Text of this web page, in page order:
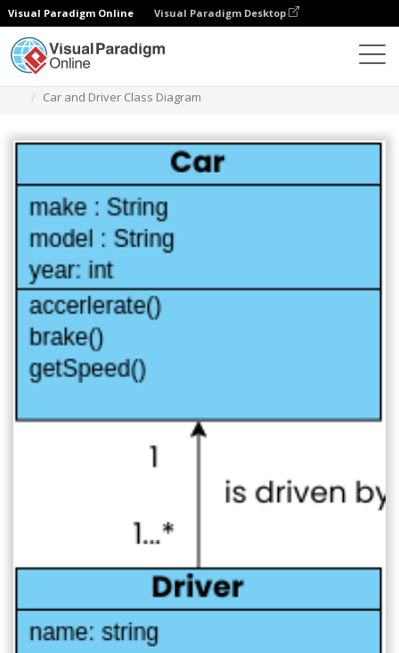
Visual Paradigm Online Visual Paradigm Desktop
Car and Driver Class Diagram